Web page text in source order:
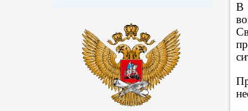
В